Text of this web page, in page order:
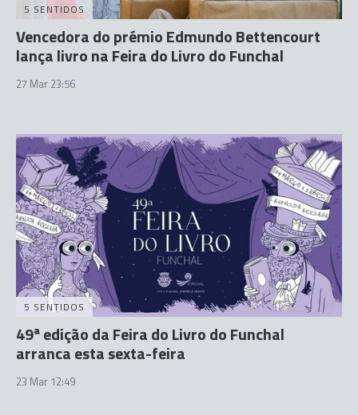
5 SENTIDOS
Vencedora do prémio Edmundo Bettencourt
lança livro na Feira do Livro do Funchal
27 Mar 23:56
5 SENTIDOS
49ª edição da Feira do Livro do Funchal
arranca esta sexta-feira
23 Mar 12:49